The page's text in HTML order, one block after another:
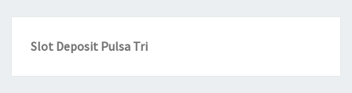
Slot Deposit Pulsa Tri